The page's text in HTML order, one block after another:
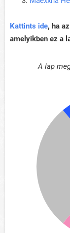
Kattints ide, ha
amelyikben ez a
A lap